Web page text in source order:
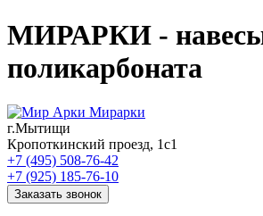
МИРАРКИ -
поликарбоната
Мирарки
г.Мытищи
Кропоткинский проезд, 1с1
+7 (495) 508-76-42
+7 (925) 185-76-10
Заказать звонок